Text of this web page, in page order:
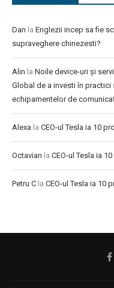
Dan la Englezii incep sa fie
supraveghere chinezesti?
Alin la Noile device-uri și
Global de a investi în
echipamentelor de
Alexa la CEO-ul Tesla ia 10
Octavian la CEO-ul Tesla ia
Petru C la CEO-ul Tesla ia 10